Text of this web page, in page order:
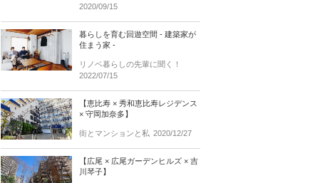
2020/09/15
暮らしを育む回遊空間 - 建築家が
住まう家 -
リノベ暮らしの先輩に聞く！
2022/07/15
【恵比寿 × 秀和恵比寿レジデンス
× 守岡加奈多】
街とマンションと私 2020/12/27
【広尾 × 広尾ガーデンヒルズ × 吉
川琴子】